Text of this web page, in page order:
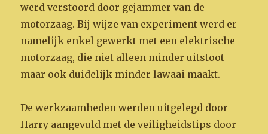
werd verstoord door gejammer van de
motorzaag. Bij wijze van experiment werd er
namelijk enkel gewerkt met een elektrische
motorzaag, die niet alleen minder uitstoot
maar ook duidelijk minder lawaai maakt.
De werkzaamheden werden uitgelegd door
Harry aangevuld met de veiligheidstips door